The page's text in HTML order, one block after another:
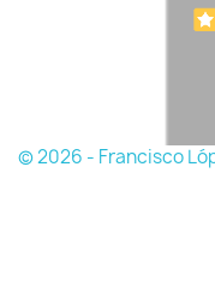
© 2026 - Francisco